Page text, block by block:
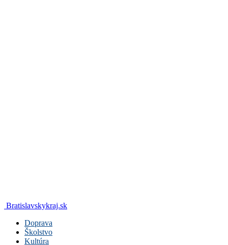
Bratislavskykraj.sk
Doprava
Školstvo
Kultúra